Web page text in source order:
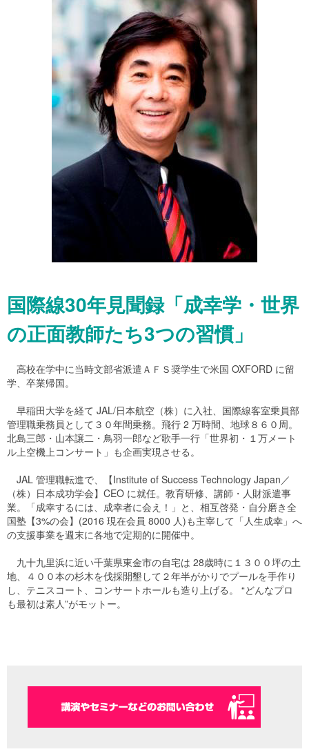
国際線30年見聞録「成幸学・世界
の正面教師たち3つの習慣」
高校在学中に当時文部省派遣ＡＦＳ奨学生で米国 OXFORD に留
学、卒業帰国。
早稲田大学を経て JAL/日本航空（株）に入社、国際線客室乗員部
管理職乗務員として３０年間乗務。飛行 2 万時間、地球８６０周。
北島三郎・山本譲二・鳥羽一郎など歌手一行「世界初・１万メート
ル上空機上コンサート」も企画実現させる。
JAL 管理職転進で、【Institute of Success Technology Japan／
（株）日本成功学会】CEO に就任。教育研修、講師・人財派遣事
業。「成幸するには、成幸者に会え！」と、相互啓発・自分磨き全
国塾【3%の会】(2016 現在会員 8000 人)も主宰して「人生成幸」へ
の支援事業を週末に各地で定期的に開催中。
九十九里浜に近い千葉県東金市の自宅は 28歳時に１３００坪の土
地、４００本の杉木を伐採開墾して２年半がかりでプールを手作り
し、テニスコート、コンサートホールも造り上げる。 “どんなプロ
も最初は素人”がモットー。